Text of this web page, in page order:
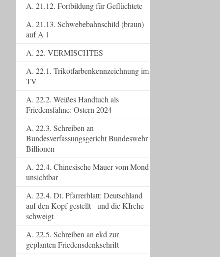
A. 21.12. Fortbildung für Geflüchtete
A. 21.13. Schwebebahnschild (braun)
auf A 1
A. 22. VERMISCHTES
A. 22.1. Trikotfarbenkennzeichnung im
TV
A. 22.2. Weißes Handtuch als
Friedensfahne: Ostern 2024
A. 22.3. Schreiben an
Bundesverfassungsgericht Bundeswehr
Billionen
A. 22.4. Chinesische Mauer vom Mond
unsichtbar
A. 22.4. Dt. Pfarrerblatt: Deutschland
auf den Kopf gestellt - und die KIrche
schweigt
A. 22.5. Schreiben an ekd zur
geplanten Friedensdenkschrift